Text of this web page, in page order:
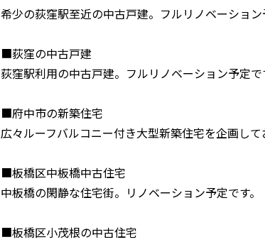
希少の荻窪駅至近の中古戸建。フルリノベーション
■荻窪の中古戸建
荻窪駅利用の中古戸建。フルリノベーション予定で
■府中市の新築住宅
広々ルーフバルコニー付き大型新築住宅を企画して
■板橋区中板橋中古住宅
中板橋の閑静な住宅街。リノベーション予定です。
■板橋区小茂根の中古住宅